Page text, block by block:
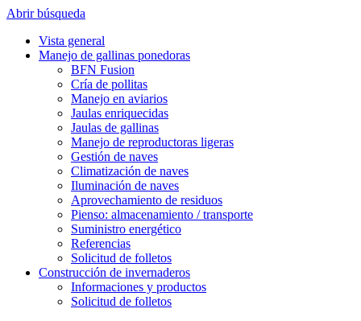
Abrir búsqueda
Vista general
Manejo de gallinas ponedoras
BFN Fusion
Cría de pollitas
Manejo en aviarios
Jaulas enriquecidas
Jaulas de gallinas
Manejo de reproductoras ligeras
Gestión de naves
Climatización de naves
Iluminación de naves
Aprovechamiento de residuos
Pienso: almacenamiento / transporte
Suministro energético
Referencias
Solicitud de folletos
Construcción de invernaderos
Informaciones y productos
Solicitud de folletos